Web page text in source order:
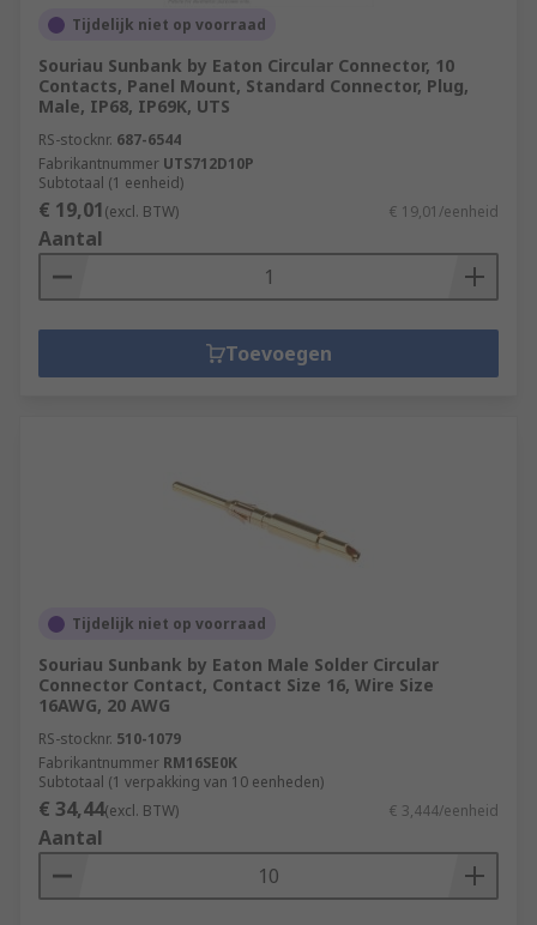
Tijdelijk niet op voorraad
Souriau Sunbank by Eaton Circular Connector, 10
Contacts, Panel Mount, Standard Connector, Plug,
Male, IP68, IP69K, UTS
RS-stocknr. 687-6544
Fabrikantnummer UTS712D10P
Subtotaal (1 eenheid)
€ 19,01(excl. BTW) € 19,01/eenheid
Aantal
Toevoegen
Tijdelijk niet op voorraad
Souriau Sunbank by Eaton Male Solder Circular
Connector Contact, Contact Size 16, Wire Size
16AWG, 20 AWG
RS-stocknr. 510-1079
Fabrikantnummer RM16SE0K
Subtotaal (1 verpakking van 10 eenheden)
€ 34,44(excl. BTW) € 3,444/eenheid
Aantal